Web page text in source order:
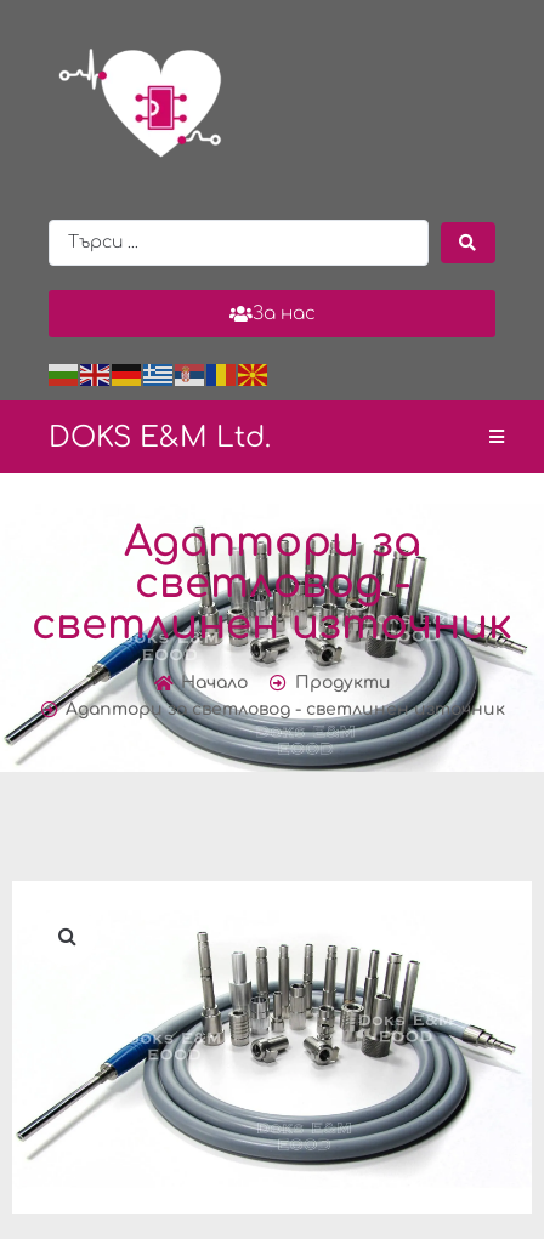
За нас
DOKS E& M Ltd.
Адаптори за
светловод -
светлинен източник
Начало
Продукти
Адаптори за светловод - светлинен източник